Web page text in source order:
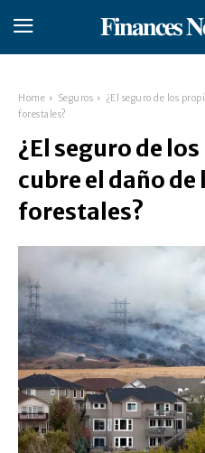
𝐅𝐢𝐧𝐚𝐧𝐜𝐞𝐬
Home Seguros
¿El seguro de los
forestales?
¿El seguro de
cubre el daño
forestales?